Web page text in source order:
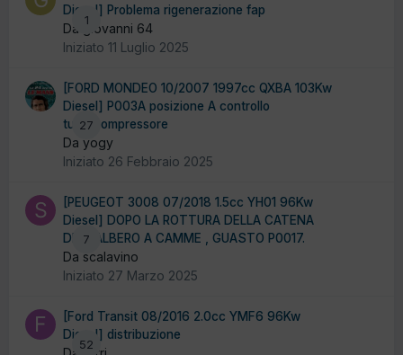
1
Diesel] Problema rigenerazione fap
Da giovanni 64
Iniziato 11 Luglio 2025
27
[FORD MONDEO 10/2007 1997cc QXBA 103Kw
Diesel] P003A posizione A controllo
turbocompressore
Da yogy
Iniziato 26 Febbraio 2025
7
[PEUGEOT 3008 07/2018 1.5cc YH01 96Kw
Diesel] DOPO LA ROTTURA DELLA CATENA
DELL'ALBERO A CAMME , GUASTO P0017.
Da scalavino
Iniziato 27 Marzo 2025
52
[Ford Transit 08/2016 2.0cc YMF6 96Kw
Diesel] distribuzione